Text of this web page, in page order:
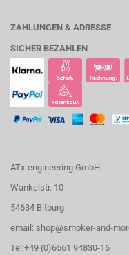
ZAHLUNGEN & ADRESSE
SICHER BEZAHLEN
ATx-engineering GmbH
Wankelstr. 10
54634 Bitburg
email: shop@smoker-and-
Tel:+49 (0)6561 94830-16